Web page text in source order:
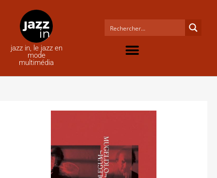
jazz in, le jazz en
mode
multimédia